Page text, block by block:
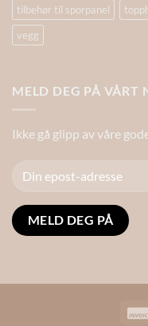
tilbehør til sporpanel
vegg
MELD DEG PÅ VÅRT
Ikke gå glipp av våre